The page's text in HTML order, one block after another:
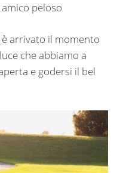
peloso
arrivato il momento
che abbiamo a
e godersi il bel